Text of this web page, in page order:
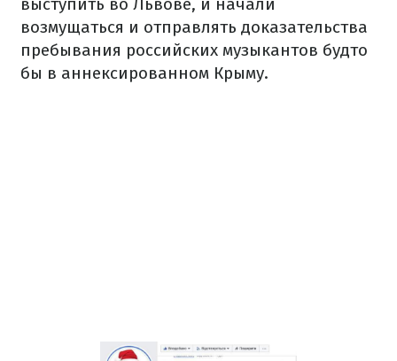
возмущаться и отправлять доказательства
пребывания российских музыкантов будто
бы в аннексированном Крыму.